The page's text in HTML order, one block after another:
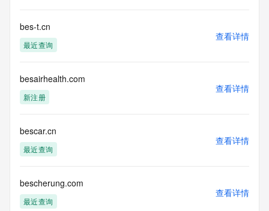
bes-t.cn
最近查询
查看详情
besairhealth.com
新注册
查看详情
bescar.cn
最近查询
查看详情
bescherung.com
最近查询
查看详情